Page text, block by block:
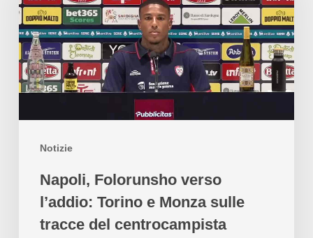
Notizie
Napoli, Folorunsho verso
l’addio: Torino e Monza sulle
tracce del centrocampista